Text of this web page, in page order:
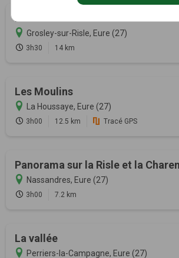
Le Val Gallerand
Grosley-sur-Risle, Eure (27)
3h30 14 km
Les Moulins
La Houssaye, Eure (27)
3h00 12.5 km Tracé GPS
Panorama sur la Risle et la
Nassandres, Eure (27)
3h00 7.2 km
La vallée
Perriers-la-Campagne, Eure (27)